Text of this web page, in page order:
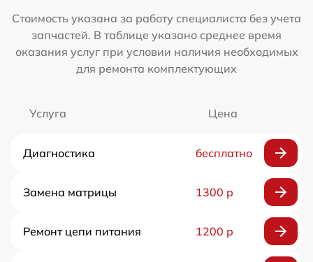
Стоимость указана за работу специалиста без учета
запчастей. В таблице указано среднее время
оказания услуг при условии наличия необходимых
для ремонта комплектующих
Услуга Цена
Диагностика бесплатно
Замена матрицы 1300 р
Ремонт цепи питания 1200 р